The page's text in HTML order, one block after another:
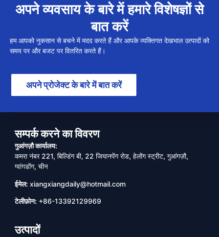
अपने व्यवसाय के बारे में हमारे विशेषज्ञों से
बात करें
हम आपको नुकसान से बचने में मदद करते हैं और आपके व्यक्तिगत देखभाल उत्पादों को
समय पर और बजट पर वितरित करते हैं।
अपने प्रोजेक्ट के बारे में बात करें
सम्पर्क करने का विवरण
गुआंगज़ौ कार्यालय:
कमरा नंबर 221, बिल्डिंग बी, 22 जियानपेंग रोड, हेलोंग स्ट्रीट, गुआंगज़ौ,
ग्वांगडोंग, चीन
ईमेल: xiangxiangdaily@hotmail.com
टेलीफ़ोन: +86-13392129969
उत्पादों